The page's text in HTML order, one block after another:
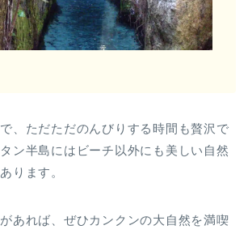
、ただただのんびりする時間も贅沢で
ン半島にはビーチ以外にも美しい自然
ります。
あれば、ぜひカンクンの大自然を満喫